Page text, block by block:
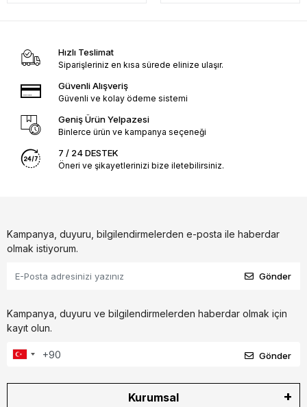
Hızlı Teslimat
Siparişleriniz en kısa sürede elinize ulaşır.
Güvenli Alışveriş
Güvenli ve kolay ödeme sistemi
Geniş Ürün Yelpazesi
Binlerce ürün ve kampanya seçeneği
7 / 24 DESTEK
Öneri ve şikayetlerinizi bize iletebilirsiniz.
Kampanya, duyuru, bilgilendirmelerden e-posta ile haberdar
olmak istiyorum.
Gönder
Kampanya, duyuru ve bilgilendirmelerden haberdar olmak için
kayıt olun.
Gönder
Kurumsal